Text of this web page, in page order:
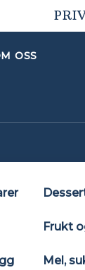
OSS
Frukt
Mel,